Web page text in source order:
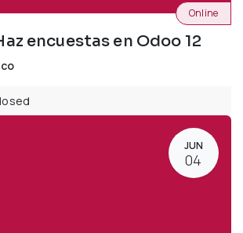
encuestas en Odoo 12
Online
JUN
04